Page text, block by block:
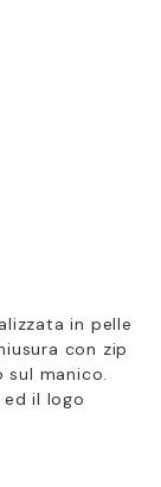
in pelle
con zip
manico.
il logo